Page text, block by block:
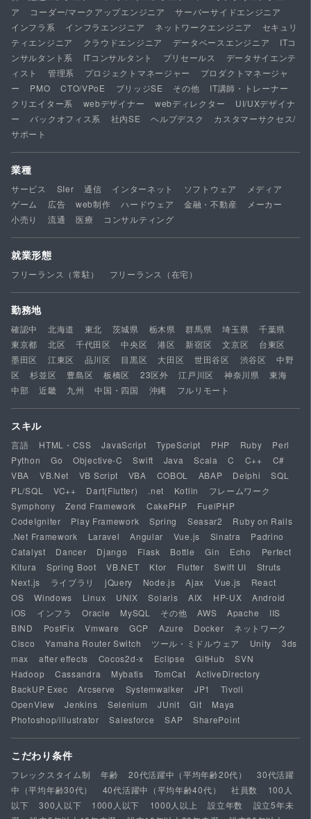
ア
コーダー/マークアップエンジニア
サーバーサイドエンジニア
インフラ系
インフラエンジニア ネットワークエンジニア
セキュリ
ティエンジニア
クラウドエンジニア データベースエンジニア
ITコ
ンサルタント系
ITコンサルタント プリセールス
データサイエンテ
ィスト
管理系 プロジェクトマネージャー
プロダクトマネージャ
ー
PMO CTO/VPoE ブリッジSE その他
IT講師・トレーナー
クリエイター系
webデザイナー webディレクター
UI/UXデザイナ
ー
バックオフィス系 社内SE ヘルプデスク
カスタマーサクセス/
サポート
業種
サービス SIer 通信 インターネット ソフトウェア
メディア
ゲーム
広告 web制作 ハードウェア 金融・不動産
メーカー
小売り
流通 医療 コンサルティング
就業形態
フリーランス（常駐） フリーランス（在宅）
勤務地
確認中 北海道 東北 茨城県 栃木県 群馬県 埼玉県
千葉県
東京都
北区 千代田区 中央区 港区 新宿区 文京区
台東区
墨田区
江東区 品川区 目黒区 大田区 世田谷区 渋谷区
中野
区
杉並区 豊島区 板橋区 23区外 江戸川区 神奈川県
東海
中部
近畿 九州 中国・四国 沖縄 フルリモート
スキル
言語 HTML・CSS JavaScript TypeScript PHP Ruby
Perl
Python
Go Objective-C Swift Java Scala C C++
C#
VBA
VB.Net VB Script VBA COBOL ABAP Delphi
SQL
PL/SQL
VC++ Dart(Flutter) .net Kotlin
フレームワーク
Symphony
Zend Framework CakePHP
FuelPHP
CodeIgniter
Play Framework Spring Seasar2
Ruby on Rails
.Net Framework
Laravel Angular Vue.js Sinatra
Padrino
Catalyst
Dancer Django Flask Bottle Gin Echo
Perfect
Kitura
Spring Boot VB.NET Ktor Flutter Swift UI
Struts
Next.js
ライブラリ jQuery Node.js Ajax Vue.js
React
OS
Windows Linux UNIX Solaris AIX HP-UX
Android
iOS
インフラ Oracle MySQL その他 AWS Apache
IIS
BIND
PostFix Vmware GCP Azure Docker
ネットワーク
Cisco
Yamaha Router Switch ツール・ミドルウェア Unity
3ds
max
after effects Cocos2d-x Eclipse GitHub
SVN
Hadoop
Cassandra Mybatis TomCat
ActiveDirectory
BackUP Exec
Arcserve Systemwalker JP1
Tivoli
OpenView
Jenkins Selenium JUnit Git
Maya
Photoshop/illustrator
Salesforce SAP SharePoint
こだわり条件
フレックスタイム制 年齢 20代活躍中（平均年齢20代）
30代活躍
中（平均年齢30代）
40代活躍中（平均年齢40代） 社員数
100人
以下
300人以下 1000人以下 1000人以上 設立年数
設立5年未